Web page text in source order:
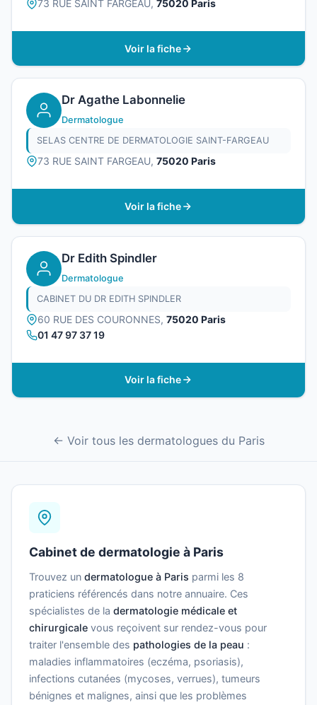
73 RUE SAINT FARGEAU, 75020 Paris
Voir la fiche
Dr Agathe Labonnelie
Dermatologue
SELAS CENTRE DE DERMATOLOGIE SAINT-FARGEAU
73 RUE SAINT FARGEAU, 75020 Paris
Voir la fiche
Dr Edith Spindler
Dermatologue
CABINET DU DR EDITH SPINDLER
60 RUE DES COURONNES, 75020 Paris
01 47 97 37 19
Voir la fiche
← Voir tous les dermatologues du Paris
Cabinet de dermatologie à Paris
Trouvez un dermatologue à Paris parmi les 8
praticiens référencés dans notre annuaire. Ces
spécialistes de la dermatologie médicale et
chirurgicale vous reçoivent sur rendez-vous pour
traiter l'ensemble des pathologies de la peau :
maladies inflammatoires (eczéma, psoriasis),
infections cutanées (mycoses, verrues), tumeurs
bénignes et malignes, ainsi que les problèmes